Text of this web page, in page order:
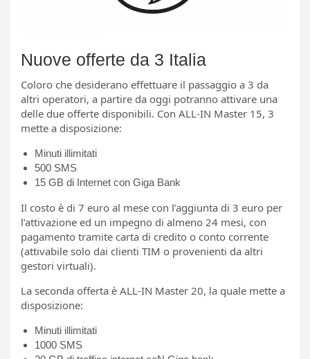
Nuove offerte da 3 Italia
Coloro che desiderano effettuare il passaggio a 3 da
altri operatori, a partire da oggi potranno attivare una
delle due offerte disponibili. Con ALL-IN Master 15, 3
mette a disposizione:
Minuti illimitati
500 SMS
15 GB di Internet con Giga Bank
Il costo è di 7 euro al mese con l’aggiunta di 3 euro per
l’attivazione ed un impegno di almeno 24 mesi, con
pagamento tramite carta di credito o conto corrente
(attivabile solo dai clienti TIM o provenienti da altri
gestori virtuali).
La seconda offerta è ALL-IN Master 20, la quale mette a
disposizione:
Minuti illimitati
1000 SMS